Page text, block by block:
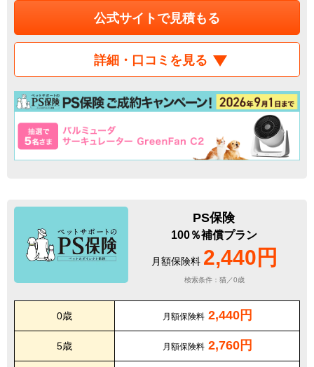
公式サイトで見積もる
詳細・口コミを見る
PS保険
100％補償プラン
月額保険料 2,440円
検索条件：猫／0歳
0歳 月額保険料 2,440円
5歳 月額保険料 2,760円